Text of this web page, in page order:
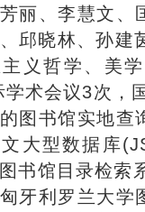
丽、李慧文、
邱晓林、孙建
义哲学、美
学术会议3次，
图书馆实地查
大型数据库
书馆目录检索
牙利罗兰大学